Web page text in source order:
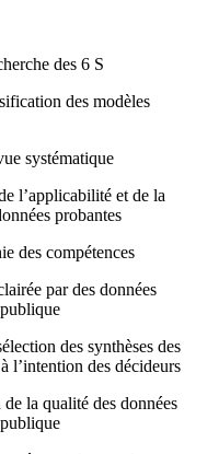
des 6 S
des modèles
systématique
l’applicabilité et de la
probantes
des compétences
par des données
des synthèses des
l’intention des décideurs
la qualité des données